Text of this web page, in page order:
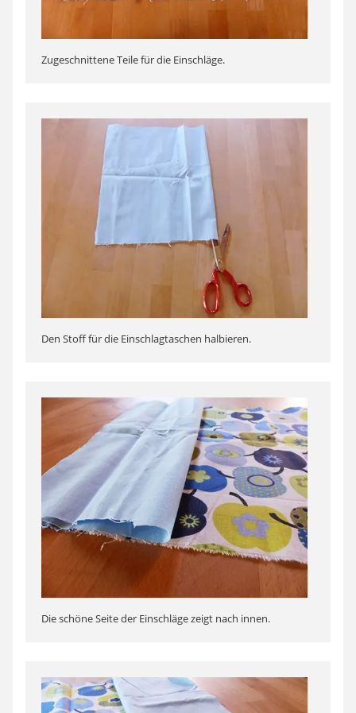
Zugeschnittene Teile für die Einschläge.
Den Stoff für die Einschlagtaschen halbieren.
Die schöne Seite der Einschläge zeigt nach innen.